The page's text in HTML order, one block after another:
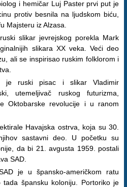
i hemičar Luj Paster prvi put je
protiv besnila na ljudskom biću,
Majsteru iz Alzasa.
slikar jevrejskog porekla Mark
slikara XX veka. Veći deo
ali se inspirisao ruskim folklorom i
je ruski pisac i slikar Vladimir
utemeljivač ruskog futurizma,
Oktobarske revolucije i u ranom
Havajska ostrva, koja su 30.
sastavni deo. U početku su
da bi 21. avgusta 1959. postali
SAD.
je u špansko-američkom ratu
tada špansku koloniju. Portoriko je